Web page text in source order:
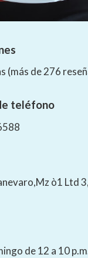
(más de 276
teléfono
ò1 Ltd
de 12 a 10